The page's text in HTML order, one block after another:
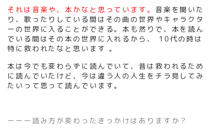
それは音楽や、本かなと思っています。 音楽を聞いた
り、歌ったりしている間はその曲の世界やキャラクタ
ーの世界に入ることができる。本も然りで、本を読ん
でいる間はその本の世界に入れるから、 10代の時は
特に救われたなと思います 。
本は今でも変わらずに読んでいて、昔は救われるため
に読んでいたけど、今は違う人の人生をチラ見してみ
たいって思って読んでいます。
ーーー読み方が変わったきっかけはありますか？